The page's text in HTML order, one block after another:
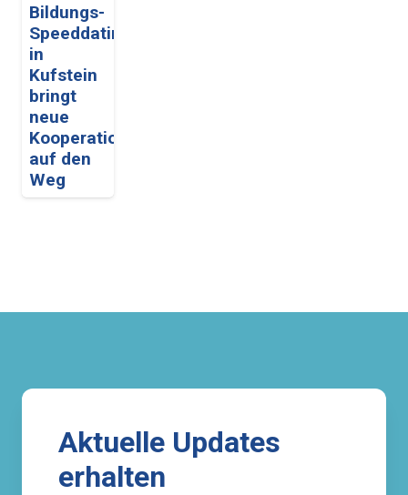
Bildungs-
Speeddating
in
Kufstein
bringt
neue
Kooperationen
auf den
Weg
Aktuelle Updates
erhalten